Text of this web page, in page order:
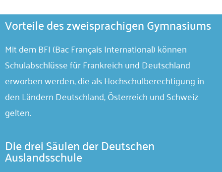
Vorteile des zweisprachigen Gymnasiums
Mit dem BFI (Bac Français International) können
Schulabschlüsse für Frankreich und Deutschland
erworben werden, die als Hochschulberechtigung in
den Ländern Deutschland, Österreich und Schweiz
gelten.
Die drei Säulen der Deutschen
Auslandsschule